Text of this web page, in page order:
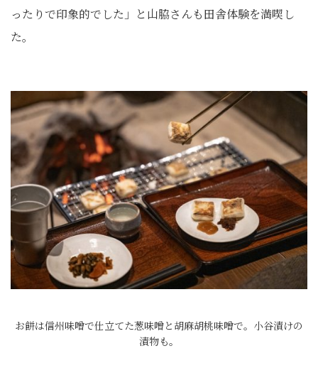
ったりで印象的でした」と山脇さんも田舎体験を満喫し
た。
お餅は信州味噌で仕立てた葱味噌と胡麻胡桃味噌で。小谷漬けの
漬物も。